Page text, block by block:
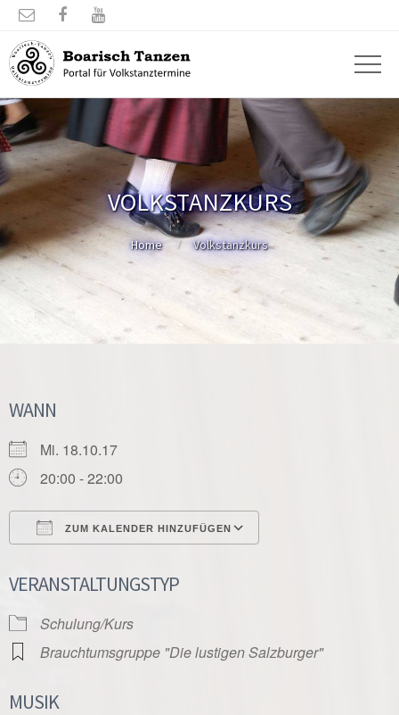
  
VOLKSTANZKURS
Home Volkstanzkurs
WANN
Mi. 18.10.17
20:00 - 22:00
ZUM KALENDER HINZUFÜGEN
VERANSTALTUNGSTYP
Schulung/Kurs
Brauchtumsgruppe "Die lustigen Salzburger"
MUSIK